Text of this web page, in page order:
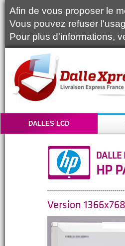
Afin de vous proposer le
Vous pouvez refuser
Pour plus d'informations,
DALLES LCD
DALLE
HP
Version